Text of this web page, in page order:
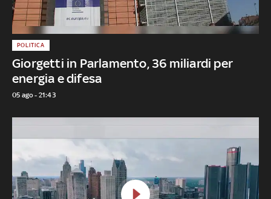
Giorgetti in Parlamento, 36 miliardi per
energia e difesa
POLITICA
05 ago - 21:43